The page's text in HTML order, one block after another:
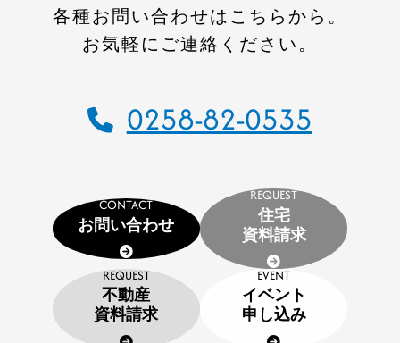
各種お問い合わせはこちらから。
お気軽にご連絡ください。
0258-82-0535
CONTACT
お問い合わせ
REQUEST
住宅
資料請求
REQUEST
不動産
資料請求
EVENT
イベント
申し込み